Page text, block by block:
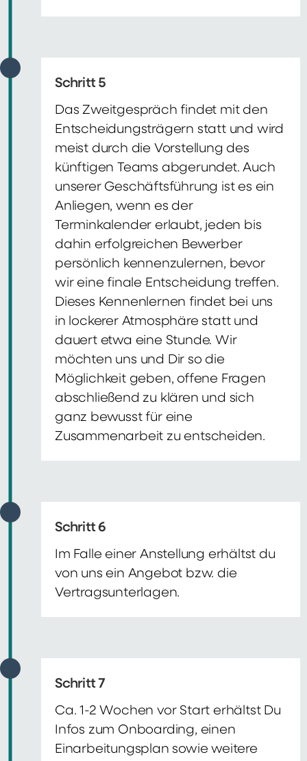
Schritt 5
Das Zweitgespräch findet mit den
Entscheidungsträgern statt und wird
meist durch die Vorstellung des
künftigen Teams abgerundet. Auch
unserer Geschäftsführung ist es ein
Anliegen, wenn es der
Terminkalender erlaubt, jeden bis
dahin erfolgreichen Bewerber
persönlich kennenzulernen, bevor
wir eine finale Entscheidung treffen.
Dieses Kennenlernen findet bei uns
in lockerer Atmosphäre statt und
dauert etwa eine Stunde. Wir
möchten uns und Dir so die
Möglichkeit geben, offene Fragen
abschließend zu klären und sich
ganz bewusst für eine
Zusammenarbeit zu entscheiden.
Schritt 6
Im Falle einer Anstellung erhältst du
von uns ein Angebot bzw. die
Vertragsunterlagen.
Schritt 7
Ca. 1-2 Wochen vor Start erhältst Du
Infos zum Onboarding, einen
Einarbeitungsplan sowie weitere